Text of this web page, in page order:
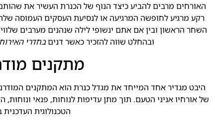
האורחים מרבים להביע כיצד הנוף של הכנרת העשיר את
רקע מרגיע לחופשה המרגיעה או לנסיעת העסקים העמוסה
השחר הראשון ובין אם אתם ינשופי לילה שנהנים מערבים
ובהחלט שווה להזכיר כאשר דניםבחדרי
מתקנים
היבט מגדיר אחד המייחד את מגדל כנרת הוא המתקנים
של אורחיו אניני הטעם. תוך מתן עדיפות לנוחות, פנאי
הטכנולוגית העדכנית